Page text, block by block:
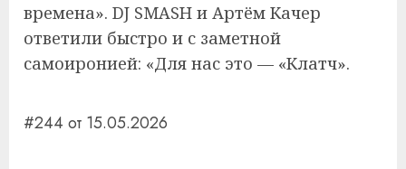
времена». DJ SMASH и Артём Качер
ответили быстро и с заметной
самоиронией: «Для нас это — «Клатч».
#244 от 15.05.2026